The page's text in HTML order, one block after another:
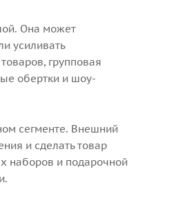
Она может
усиливать
групповая
обертки и шоу-
сегменте. Внешний
и сделать товар
наборов и подарочной